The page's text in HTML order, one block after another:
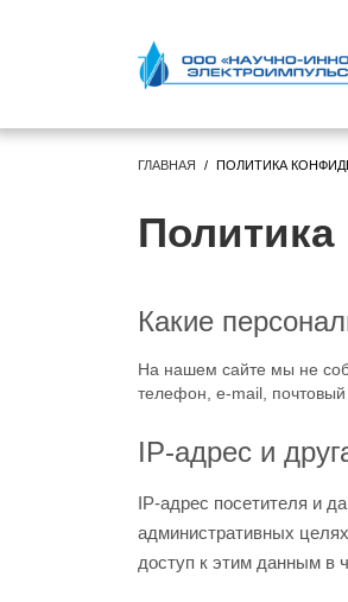
ГЛАВНАЯ ПОЛИТИКА
Какие
На нашем сайте мы не
телефон, e-mail, почтовый
IP-адреси
IP-адрес посетителя и
административных
доступ к этим данным в